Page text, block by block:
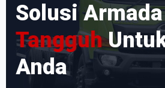
Solusi Armada
Tangguh
Anda